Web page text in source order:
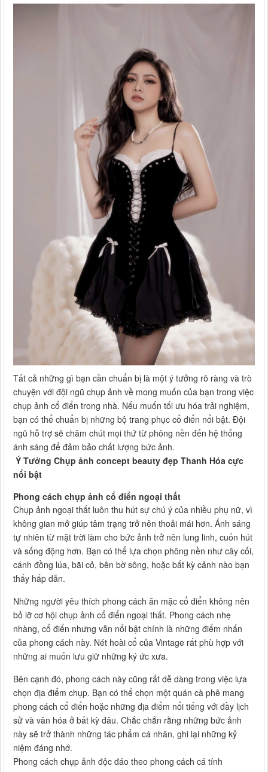
Tất cả những gì bạn cần chuẩn bị là một ý tưởng rõ ràng và trò
chuyện với đội ngũ chụp ảnh về mong muốn của bạn trong việc
chụp ảnh cổ điển trong nhà. Nếu muốn tối ưu hóa trải nghiệm,
bạn có thể chuẩn bị những bộ trang phục cổ điển nổi bật. Đội
ngũ hỗ trợ sẽ chăm chút mọi thứ từ phông nền đến hệ thống
ánh sáng để đảm bảo chất lượng bức ảnh.
Ý Tưởng Chụp ảnh concept beauty đẹp Thanh Hóa cực
nổi bật
Phong cách chụp ảnh cổ điển ngoại thất
Chụp ảnh ngoại thất luôn thu hút sự chú ý của nhiều phụ nữ, vì
không gian mở giúp tâm trạng trở nên thoải mái hơn. Ánh sáng
tự nhiên từ mặt trời làm cho bức ảnh trở nên lung linh, cuốn hút
và sống động hơn. Bạn có thể lựa chọn phông nền như cây cối,
cánh đồng lúa, bãi cỏ, bên bờ sông, hoặc bất kỳ cảnh nào bạn
thấy hấp dẫn.
Những người yêu thích phong cách ăn mặc cổ điển không nên
bỏ lỡ cơ hội chụp ảnh cổ điển ngoại thất. Phong cách nhẹ
nhàng, cổ điển nhưng vẫn nổi bật chính là những điểm nhấn
của phong cách này. Nét hoài cổ của Vintage rất phù hợp với
những ai muốn lưu giữ những ký ức xưa.
Bên cạnh đó, phong cách này cũng rất dễ dàng trong việc lựa
chọn địa điểm chụp. Bạn có thể chọn một quán cà phê mang
phong cách cổ điển hoặc những địa điểm nổi tiếng với đầy lịch
sử và văn hóa ở bất kỳ đâu. Chắc chắn rằng những bức ảnh
này sẽ trở thành những tác phẩm cá nhân, ghi lại những kỷ
niệm đáng nhớ.
Phong cách chụp ảnh độc đáo theo phong cách cá tính